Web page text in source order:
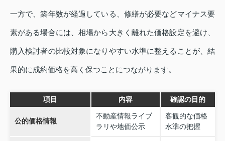
一方で、築年数が経過している、修繕が必要などマイナス要
素がある場合には、相場から大きく離れた価格設定を避け、
購入検討者の比較対象になりやすい水準に整えることが、結
果的に成約価格を高く保つことにつながります。
項目 内容 確認の目的
公的価格情報
不動産情報ライブ
ラリや地価公示
客観的な価格
水準の把握